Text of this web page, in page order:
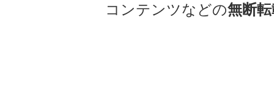
コンテンツなどの無断